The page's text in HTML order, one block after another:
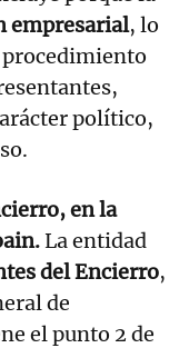
empresarial, lo
procedimiento
político,
en la
La entidad
del Encierro,
de
el punto 2 de